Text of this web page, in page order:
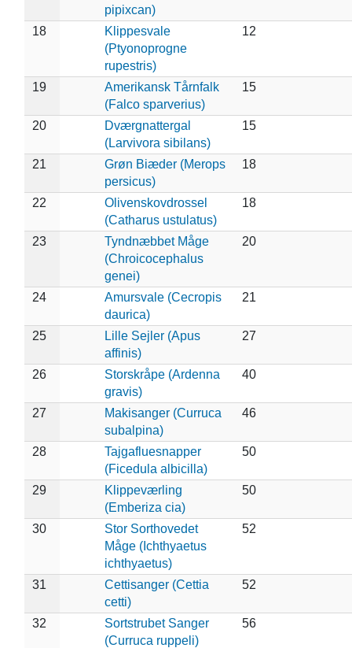
pipixcan)
18
Klippesvale
(Ptyonoprogne
rupestris)
12
19
Amerikansk Tårnfalk
(Falco sparverius)
15
20
Dværgnattergal
(Larvivora sibilans)
15
21
Grøn Biæder (Merops
persicus)
18
22
Olivenskovdrossel
(Catharus ustulatus)
18
23
Tyndnæbbet Måge
(Chroicocephalus
genei)
20
24
Amursvale (Cecropis
daurica)
21
25
Lille Sejler (Apus
affinis)
27
26
Storskråpe (Ardenna
gravis)
40
27
Makisanger (Curruca
subalpina)
46
28
Tajgafluesnapper
(Ficedula albicilla)
50
29
Klippeværling
(Emberiza cia)
50
30
Stor Sorthovedet
Måge (Ichthyaetus
ichthyaetus)
52
31
Cettisanger (Cettia
cetti)
52
32
Sortstrubet Sanger
(Curruca ruppeli)
56